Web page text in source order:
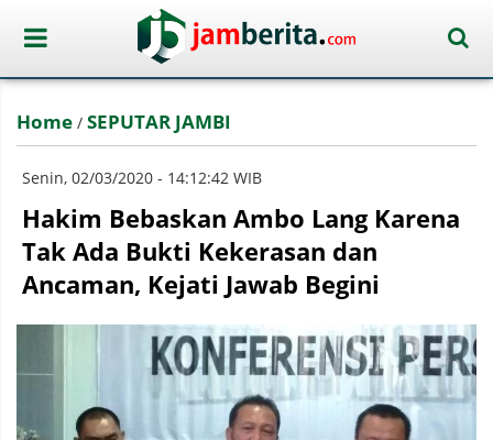
Home / SEPUTAR JAMBI
Senin, 02/03/2020 - 14:12:42 WIB
Hakim Bebaskan Ambo Lang Karena
Tak Ada Bukti Kekerasan dan
Ancaman, Kejati Jawab Begini